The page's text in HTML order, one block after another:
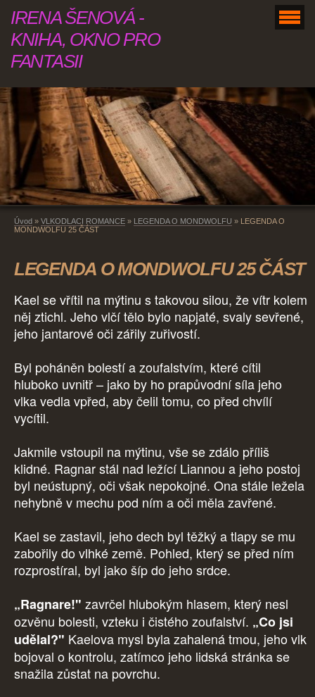
IRENA ŠENOVÁ -
KNIHA, OKNO PRO
FANTASII
Úvod » VLKODLACI ROMANCE » LEGENDA O MONDWOLFU »
LEGENDA O
MONDWOLFU 25 ČÁST
LEGENDA O MONDWOLFU 25 ČÁST
Kael se vřítil na mýtinu s takovou silou, že vítr kolem
něj ztichl. Jeho vlčí tělo bylo napjaté, svaly sevřené,
jeho jantarové oči zářily zuřivostí.
Byl poháněn bolestí a zoufalstvím, které cítil
hluboko uvnitř – jako by ho prapůvodní síla jeho
vlka vedla vpřed, aby čelil tomu, co před chvílí
vycítil.
Jakmile vstoupil na mýtinu, vše se zdálo příliš
klidné. Ragnar stál nad ležící Liannou a jeho postoj
byl neústupný, oči však nepokojné. Ona stále ležela
nehybně v mechu pod ním a oči měla zavřené.
Kael se zastavil, jeho dech byl těžký a tlapy se mu
zabořily do vlhké země. Pohled, který se před ním
rozprostíral, byl jako šíp do jeho srdce.
„Ragnare!" zavrčel hlubokým hlasem, který nesl
ozvěnu bolesti, vzteku i čistého zoufalství. „Co jsi
udělal?" Kaelova mysl byla zahalená tmou, jeho vlk
bojoval o kontrolu, zatímco jeho lidská stránka se
snažila zůstat na povrchu.